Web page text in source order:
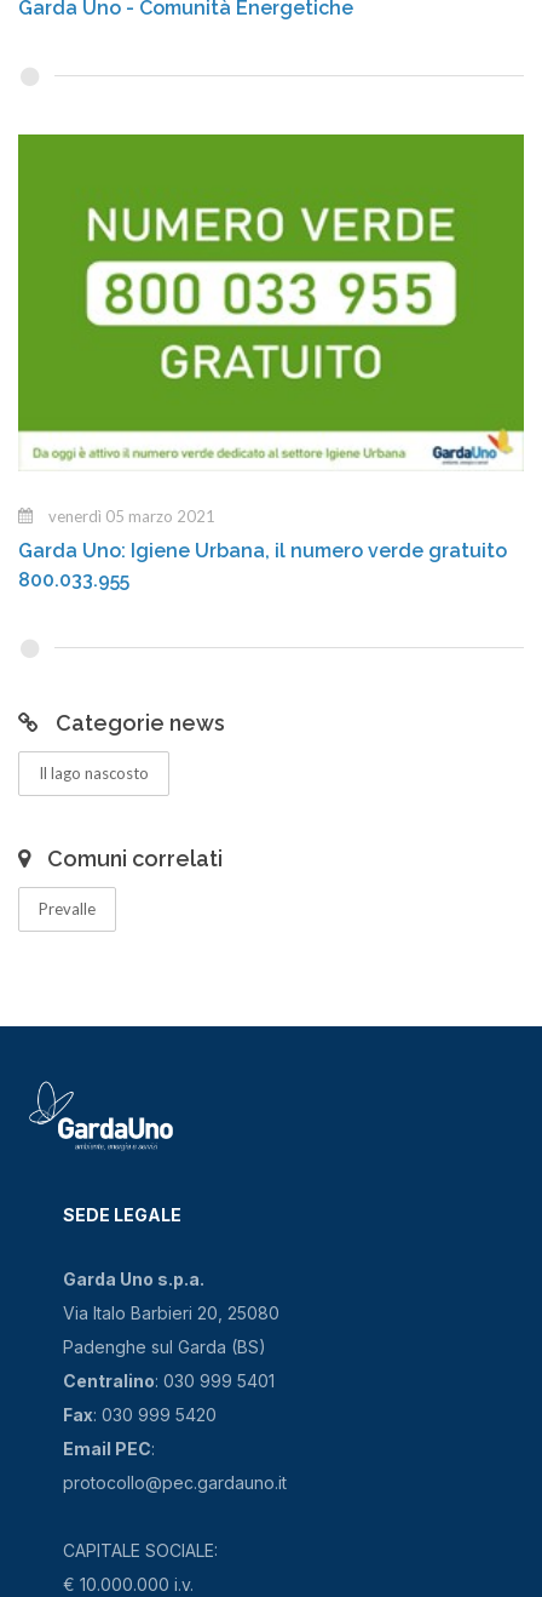
Garda Uno - Comunità Energetiche
venerdì 05 marzo 2021
Garda Uno: Igiene Urbana, il numero verde gratuito
800.033.955
Categorie news
Il lago nascosto
Comuni correlati
Prevalle
SEDE LEGALE
Garda Uno s.p.a.
Via Italo Barbieri 20, 25080
Padenghe sul Garda (BS)
Centralino: 030 999 5401
Fax: 030 999 5420
Email PEC:
protocollo@pec.gardauno.it
CAPITALE SOCIALE:
€ 10.000.000 i.v.